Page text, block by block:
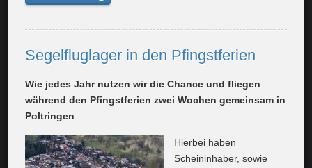
Segelfluglager in den Pfingstferien
Wie jedes Jahr nutzen wir die Chance und fliegen
während den Pfingstferien zwei Wochen gemeinsam in
Poltringen
Hierbei haben
Scheininhaber, sowie